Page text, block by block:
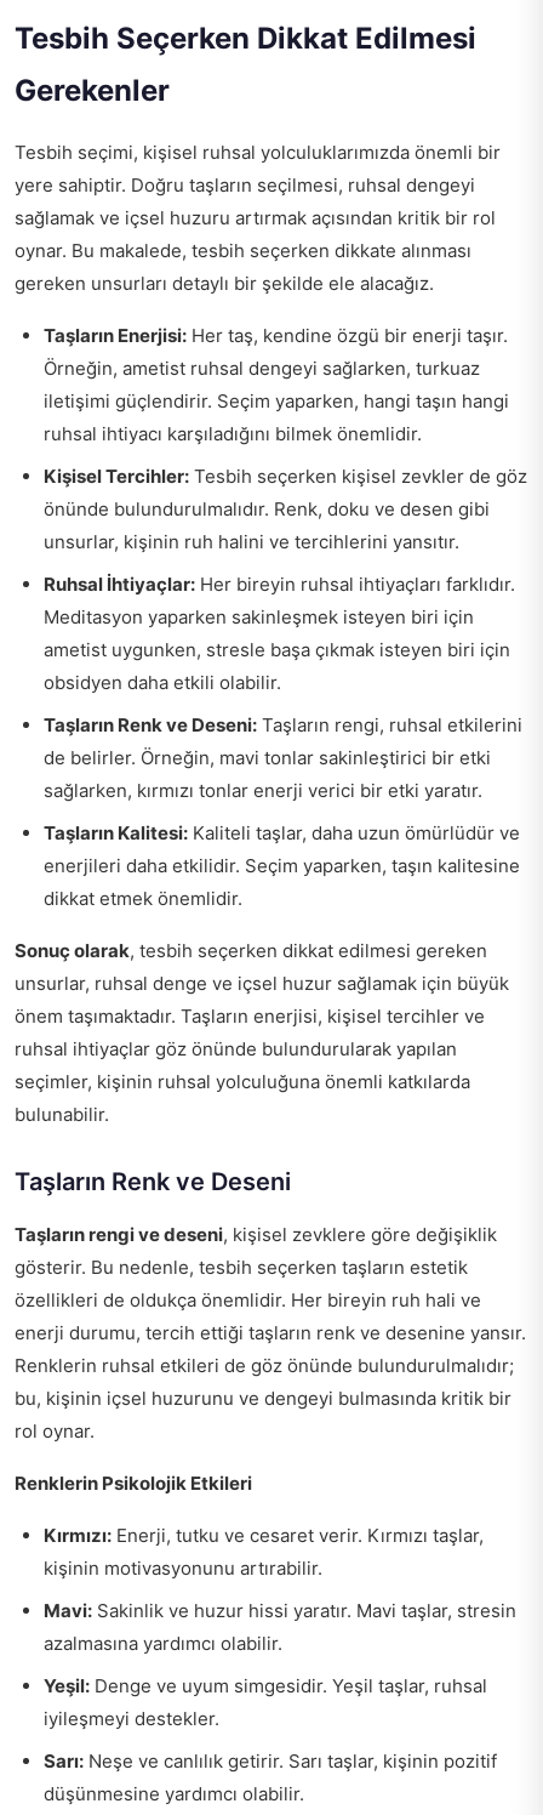
Tesbih Seçerken Dikkat Edilmesi
Gerekenler
Tesbih seçimi, kişisel ruhsal yolculuklarımızda önemli bir
yere sahiptir. Doğru taşların seçilmesi, ruhsal dengeyi
sağlamak ve içsel huzuru artırmak açısından kritik bir rol
oynar. Bu makalede, tesbih seçerken dikkate alınması
gereken unsurları detaylı bir şekilde ele alacağız.
Taşların Enerjisi: Her taş, kendine özgü bir enerji taşır.
Örneğin, ametist ruhsal dengeyi sağlarken, turkuaz
iletişimi güçlendirir. Seçim yaparken, hangi taşın hangi
ruhsal ihtiyacı karşıladığını bilmek önemlidir.
Kişisel Tercihler: Tesbih seçerken kişisel zevkler de göz
önünde bulundurulmalıdır. Renk, doku ve desen gibi
unsurlar, kişinin ruh halini ve tercihlerini yansıtır.
Ruhsal İhtiyaçlar: Her bireyin ruhsal ihtiyaçları farklıdır.
Meditasyon yaparken sakinleşmek isteyen biri için
ametist uygunken, stresle başa çıkmak isteyen biri için
obsidyen daha etkili olabilir.
Taşların Renk ve Deseni: Taşların rengi, ruhsal etkilerini
de belirler. Örneğin, mavi tonlar sakinleştirici bir etki
sağlarken, kırmızı tonlar enerji verici bir etki yaratır.
Taşların Kalitesi: Kaliteli taşlar, daha uzun ömürlüdür ve
enerjileri daha etkilidir. Seçim yaparken, taşın kalitesine
dikkat etmek önemlidir.
Sonuç olarak, tesbih seçerken dikkat edilmesi gereken
unsurlar, ruhsal denge ve içsel huzur sağlamak için büyük
önem taşımaktadır. Taşların enerjisi, kişisel tercihler ve
ruhsal ihtiyaçlar göz önünde bulundurularak yapılan
seçimler, kişinin ruhsal yolculuğuna önemli katkılarda
bulunabilir.
Taşların Renk ve Deseni
Taşların rengi ve deseni, kişisel zevklere göre değişiklik
gösterir. Bu nedenle, tesbih seçerken taşların estetik
özellikleri de oldukça önemlidir. Her bireyin ruh hali ve
enerji durumu, tercih ettiği taşların renk ve desenine yansır.
Renklerin ruhsal etkileri de göz önünde bulundurulmalıdır;
bu, kişinin içsel huzurunu ve dengeyi bulmasında kritik bir
rol oynar.
Renklerin Psikolojik Etkileri
Kırmızı: Enerji, tutku ve cesaret verir. Kırmızı taşlar,
kişinin motivasyonunu artırabilir.
Mavi: Sakinlik ve huzur hissi yaratır. Mavi taşlar, stresin
azalmasına yardımcı olabilir.
Yeşil: Denge ve uyum simgesidir. Yeşil taşlar, ruhsal
iyileşmeyi destekler.
Sarı: Neşe ve canlılık getirir. Sarı taşlar, kişinin pozitif
düşünmesine yardımcı olabilir.